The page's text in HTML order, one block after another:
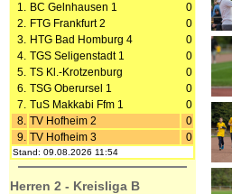
1. BC Gelnhausen 1
0
2. FTG Frankfurt 2
0
3. HTG Bad Homburg 4
0
4. TGS Seligenstadt 1
0
5. TS Kl.-Krotzenburg
0
6. TSG Oberursel 1
0
7. TuS Makkabi Ffm 1
0
8. TV Hofheim 2
0
9. TV Hofheim 3 0
Stand: 09.08.2026 11:54
Herren 2 - Kreisliga B